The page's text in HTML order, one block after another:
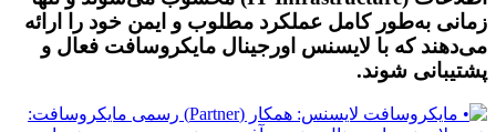
زمانی به‌طور کامل عملکرد مطلوب و ایمن خود را ارائه
می‌دهند که با لایسنس اورجینال مایکروسافت فعال و
پشتیبانی شوند.